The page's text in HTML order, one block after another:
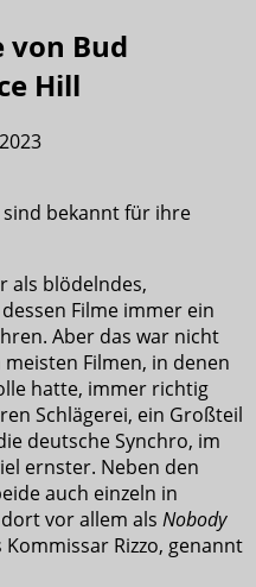
von Bud
Hill
sind bekannt für ihre
als blödelndes,
Filme immer ein
Aber das war nicht
Filmen, in denen
hatte, immer richtig
Schlägerei, ein Großteil
deutsche Synchro, im
ernster. Neben den
auch einzeln in
vor allem als Nobody
Rizzo, genannt